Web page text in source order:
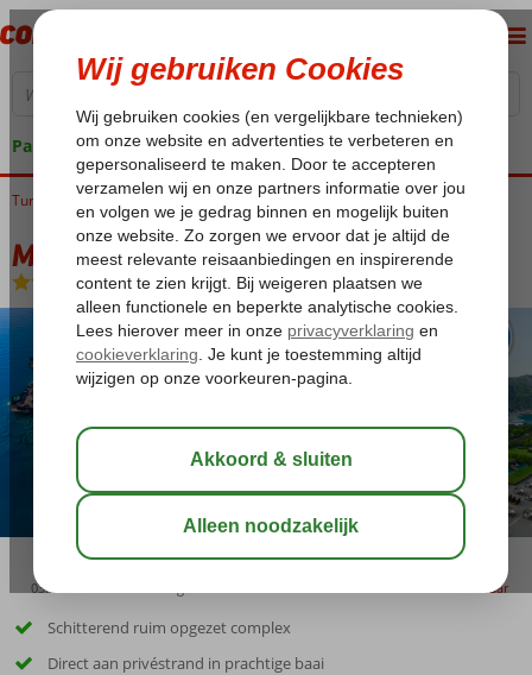
Pakketgarantie
Home
Turkije Turkse Riviera Kemer Kiris Maxx Royal Kemer
Maxx Royal Kemer
Ultra All Inclusive-Hotel
03:45 bewaar
Schitterend ruim opgezet complex
Direct aan privéstrand in prachtige baai